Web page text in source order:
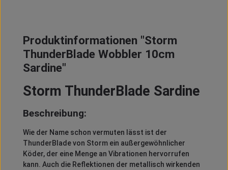
Produktinformationen "Storm
ThunderBlade Wobbler 10cm
Sardine"
Storm ThunderBlade Sardine
Beschreibung:
Wie der Name schon vermuten lässt ist der
ThunderBlade von Storm ein außergewöhnlicher
Köder, der eine Menge an Vibrationen hervorrufen
kann. Auch die Reflektionen der metallisch wirkenden